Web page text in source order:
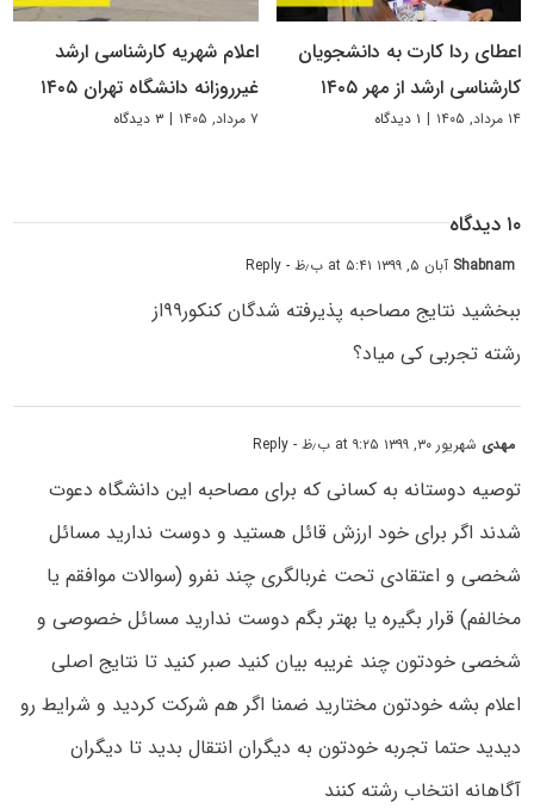
اعطای ردا کارت به دانشجویان
کارشناسی ارشد از مهر ۱۴۰۵
۱۴ مرداد, ۱۴۰۵ | ۱ دیدگاه
اعلام شهریه کارشناسی ارشد
غیرروزانه دانشگاه تهران ۱۴۰۵
۷ مرداد, ۱۴۰۵ | ۳ دیدگاه
۱۰ دیدگاه
Shabnam آبان ۵, ۱۳۹۹ at ۵:۴۱ ب٫ظ - Reply
ببخشید نتایج مصاحبه پذیرفته شدگان کنکور۹۹از
رشته تجربی کی میاد؟
مهدی شهریور ۳۰, ۱۳۹۹ at ۹:۲۵ ب٫ظ - Reply
توصیه دوستانه به کسانی که برای مصاحبه این دانشگاه دعوت
شدند اگر برای خود ارزش قائل هستید و دوست ندارید مسائل
شخصی و اعتقادی تحت غربالگری چند نفرو (سوالات موافقم یا
مخالفم) قرار بگیره یا بهتر بگم دوست ندارید مسائل خصوصی و
شخصی خودتون چند غریبه بیان کنید صبر کنید تا نتایج اصلی
اعلام بشه خودتون مختارید ضمنا اگر هم شرکت کردید و شرایط رو
دیدید حتما تجربه خودتون به دیگران انتقال بدید تا دیگران
آگاهانه انتخاب رشته کنند